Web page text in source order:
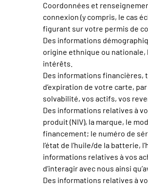
Coordonnées et
connexion (y compris, le cas
figurant sur votre permis de
Des informations
origine ethnique ou
intérêts.
Des informations financières,
d’expiration de votre carte,
solvabilité, vos actifs, vos
Des informations relatives à
produit (NIV), la marque, le
financement; le numéro de
l’état de l’huile/de la batterie,
informations relatives à vos
d’interagir avec nous ainsi
Des informations relatives à